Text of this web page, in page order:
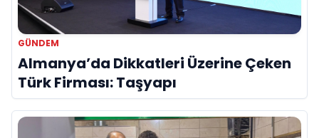
GÜNDEM
Almanya’da Dikkatleri Üzerine Çeken
Türk Firması: Taşyapı